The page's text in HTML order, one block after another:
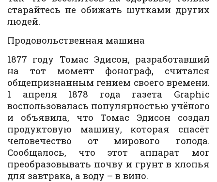
старайтесь не обижать шутками других
людей.
Продовольственная машина
1877 году Томас Эдисон, разработавший
на тот момент фонограф, считался
общепризнанным гением своего времени.
1 апреля 1878 года газета Graphic
воспользовалась популярностью учёного
и объявила, что Томас Эдисон создал
продуктовую машину, которая спасёт
человечество от мирового голода.
Сообщалось, что этот аппарат мог
преобразовывать почву и грунт в хлопья
для завтрака, а воду – в вино.